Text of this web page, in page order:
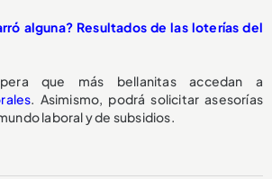
alguna? Resultados de las loterías del
que más bellanitas accedan a
. Asimismo, podrá solicitar asesorías
laboral y de subsidios.